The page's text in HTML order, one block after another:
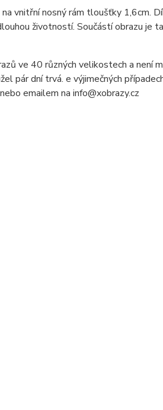
vnitřní nosný rám tloušťky 1,6cm.
životností. Součástí obrazu je
ve 40 různých velikostech a není
pár dní trvá. e výjimečných
emailem na info@xobrazy.cz